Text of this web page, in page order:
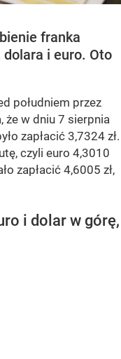
franka
i euro. Oto
południem przez
że w dniu 7 sierpnia
zapłacić 3,7324 zł.
czyli euro 4,3010
zapłacić 4,6005 zł,
i dolar w górę,